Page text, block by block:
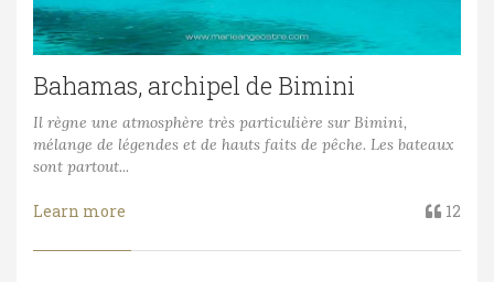
Bahamas, archipel de Bimini
Il règne une atmosphère très particulière sur Bimini,
mélange de légendes et de hauts faits de pêche. Les bateaux
sont partout...
Learn more 12